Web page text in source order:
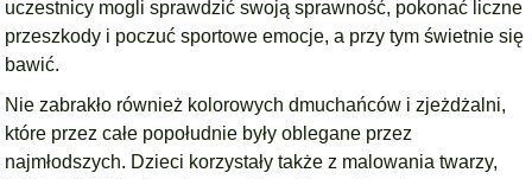
uczestnicy mogli sprawdzić swoją sprawność, pokonać liczne
przeszkody i poczuć sportowe emocje, a przy tym świetnie się
bawić.
Nie zabrakło również kolorowych dmuchańców i zjeżdżalni,
które przez całe popołudnie były oblegane przez
najmłodszych. Dzieci korzystały także z malowania twarzy,